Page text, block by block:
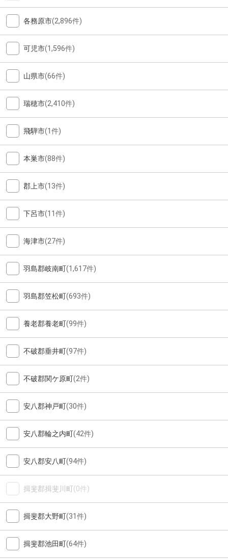
各務原市(2,896件)
可児市(1,596件)
山県市(66件)
瑞穂市(2,410件)
飛騨市(1件)
本巣市(88件)
郡上市(13件)
下呂市(11件)
海津市(27件)
羽島郡岐南町(1,617件)
羽島郡笠松町(693件)
養老郡養老町(99件)
不破郡垂井町(97件)
不破郡関ケ原町(2件)
安八郡神戸町(30件)
安八郡輪之内町(42件)
安八郡安八町(94件)
揖斐郡揖斐川町(0件)
揖斐郡大野町(31件)
揖斐郡池田町(64件)